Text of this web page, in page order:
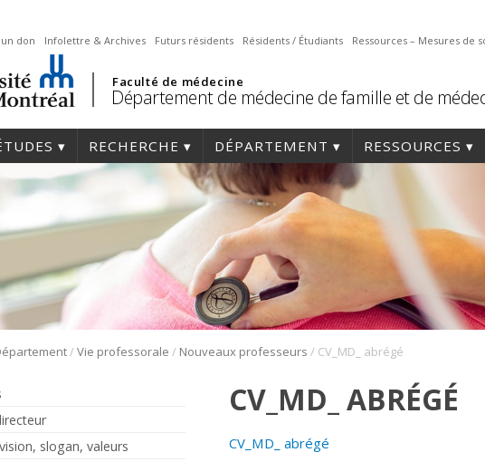
don Infolettre & Archives Futurs résidents Résidents / Étudiants Ressources – Mesures de
Faculté de médecine
Département de médecine de famille et de
RECHERCHE DÉPARTEMENT RESSOURCES
/Vie professorale / Nouveaux professeurs / CV_MD_ abrégé
slogan, valeurs
CV_MD_ ABRÉGÉ
CV_MD_ abrégé